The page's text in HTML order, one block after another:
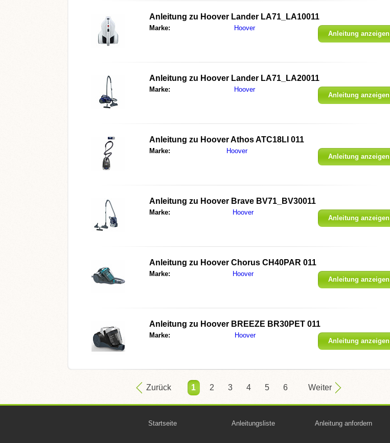
Anleitung zu Hoover Lander LA71_LA10011
Marke: Hoover
Anleitung anzeigen
Anleitung zu Hoover Lander LA71_LA20011
Marke: Hoover
Anleitung anzeigen
Anleitung zu Hoover Athos ATC18LI 011
Marke: Hoover
Anleitung anzeigen
Anleitung zu Hoover Brave BV71_BV30011
Marke: Hoover
Anleitung anzeigen
Anleitung zu Hoover Chorus CH40PAR 011
Marke: Hoover
Anleitung anzeigen
Anleitung zu Hoover BREEZE BR30PET 011
Marke: Hoover
Anleitung anzeigen
Zurück 1 2 3 4 5 6 Weiter
Startseite Anleitungsliste Anleitung anfordern